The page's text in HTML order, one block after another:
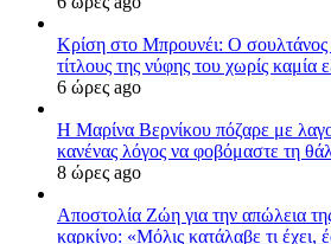
Κρίση στο Μπρουνέι: Ο σουλτάνος
τίτλους της νύφης του χωρίς καμία
6 ώρες ago
Η Μαρίνα Βερνίκου πόζαρε με
κανένας λόγος να φοβόμαστε τη
8 ώρες ago
Αποστολία Ζώη για την απώλεια
καρκίνο: «Μόλις κατάλαβε τι έχει,